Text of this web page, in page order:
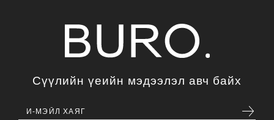
Сүүлийн үеийн мэдээлэл авч байх